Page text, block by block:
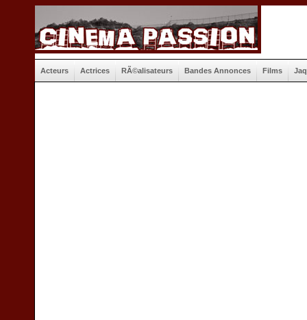
Acteurs Actrices RÃ©alisateurs Bandes Annonces Films